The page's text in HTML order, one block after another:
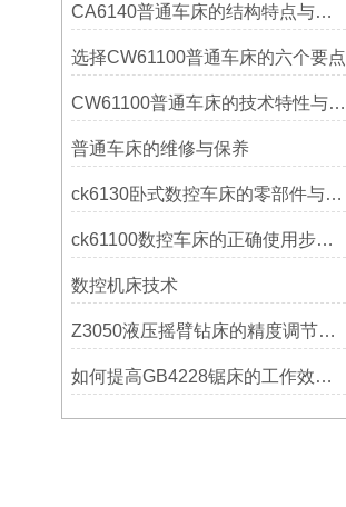
CA6140普通车床的结构特点与工作原理解析
选择CW61100普通车床的六个要点
CW61100普通车床的技术特性与操作优势
普通车床的维修与保养
ck6130卧式数控车床的零部件与配置解析
ck61100数控车床的正确使用步骤是什么？
数控机床技术
Z3050液压摇臂钻床的精度调节与稳定性提升
如何提高GB4228锯床的工作效率？